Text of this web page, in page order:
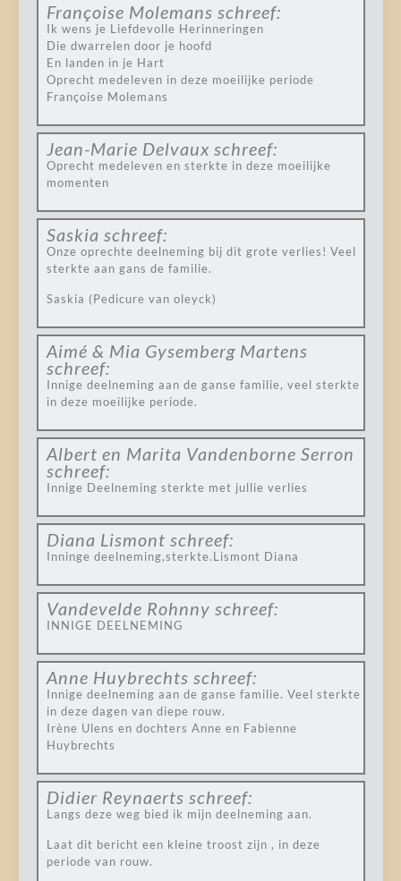
Françoise Molemans schreef:
Ik wens je Liefdevolle Herinneringen
Die dwarrelen door je hoofd
En landen in je Hart
Oprecht medeleven in deze moeilijke periode
Françoise Molemans
Jean-Marie Delvaux schreef:
Oprecht medeleven en sterkte in deze moeilijke
momenten
Saskia schreef:
Onze oprechte deelneming bij dit grote verlies! Veel
sterkte aan gans de familie.
Saskia (Pedicure van oleyck)
Aimé & Mia Gysemberg Martens
schreef:
Innige deelneming aan de ganse familie, veel sterkte
in deze moeilijke periode.
Albert en Marita Vandenborne Serron
schreef:
Innige Deelneming sterkte met jullie verlies
Diana Lismont schreef:
Inninge deelneming,sterkte.Lismont Diana
Vandevelde Rohnny schreef:
INNIGE DEELNEMING
Anne Huybrechts schreef:
Innige deelneming aan de ganse familie. Veel sterkte
in deze dagen van diepe rouw.
Irène Ulens en dochters Anne en Fabienne
Huybrechts
Didier Reynaerts schreef:
Langs deze weg bied ik mijn deelneming aan.
Laat dit bericht een kleine troost zijn , in deze
periode van rouw.